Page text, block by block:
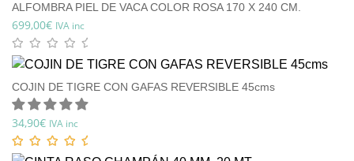
ALFOMBRA PIEL DE VACA COLOR ROSA 170 X 240 CM.
699,00€ IVA inc
COJIN DE TIGRE CON GAFAS REVERSIBLE 45cms
34,90€ IVA inc